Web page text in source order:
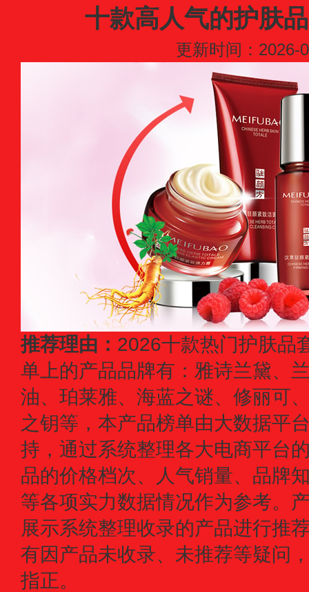
十款高人气的护肤
更新时间：2026-
推荐理由： 2026十款热门护肤品
单上的产品品牌有：雅诗兰黛、
油、珀莱雅、海蓝之谜、修丽可
之钥等，本产品榜单由大数据平
持，通过系统整理各大电商平台
品的价格档次、人气销量、品牌
等各项实力数据情况作为参考。
展示系统整理收录的产品进行推
有因产品未收录、未推荐等疑问
指正。